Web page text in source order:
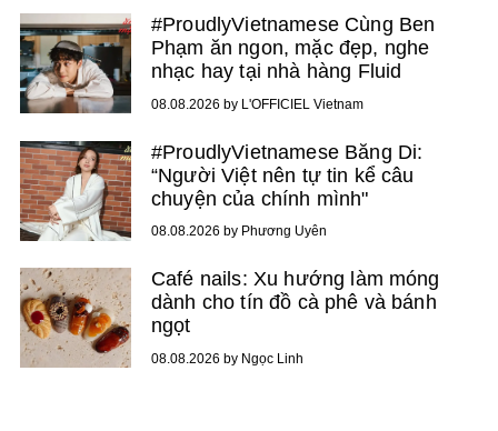
hút nhiều thực khách ghé thăm.#ProudlyVietnamese Cùng Ben
Phạm ăn ngon, mặc đẹp, nghe
nhạc hay tại nhà hàng Fluid
08.08.2026 by L'OFFICIEL Vietnam
#ProudlyVietnamese Băng Di:
“Người Việt nên tự tin kể câu
chuyện của chính mình"
08.08.2026 by Phương Uyên
Café nails: Xu hướng làm móng
dành cho tín đồ cà phê và bánh
ngọt
08.08.2026 by Ngọc Linh